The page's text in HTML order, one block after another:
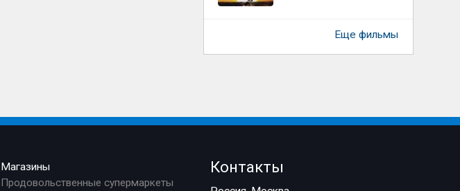
Еще фильмы
Магазины
Продовольственные супермаркеты
Контакты